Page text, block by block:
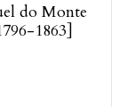
do Monte
1863]